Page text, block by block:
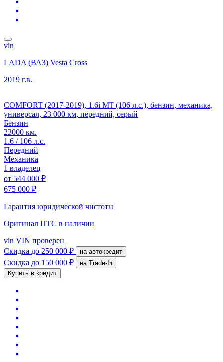
vin
LADA (ВАЗ) Vesta Cross
2019 г.в.
COMFORT (2017-2019), 1.6i MT (106 л.с.), бензин, механика,
универсал, 23 000 км, передний, серый
Бензин
23000 км.
1.6 / 106 л.с.
Передний
Механика
1 владелец
от 544 000 ₽
675 000 ₽
Гарантия юридической чистоты
Оригинал ПТС в наличии
vin VIN проверен
Скидка до 250 000 ₽ на автокредит
Скидка до 150 000 ₽
на Trade-In
Купить в кредит